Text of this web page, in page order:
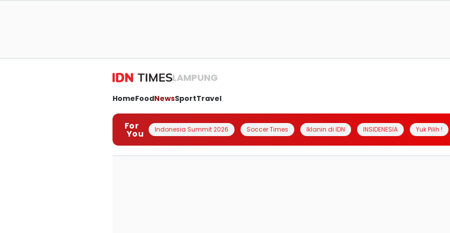
LAMPUNG
HomeFoodNewsSportTravel
For
You Indonesia Summit 2026 Soccer Times Iklanin di IDN INSIDENESIA Yuk Pilih !